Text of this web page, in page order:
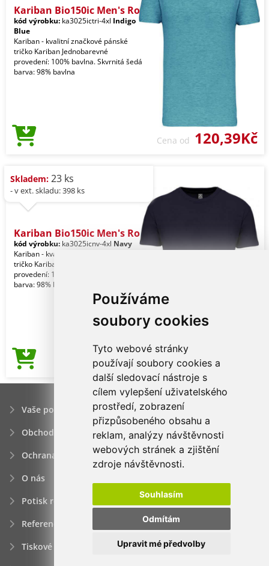
Používáme
soubory cookies
Tyto webové stránky
používají soubory cookies a
další sledovací nástroje s
cílem vylepšení uživatelského
prostředí, zobrazení
přizpůsobeného obsahu a
reklam, analýzy návštěvnosti
webových stránek a zjištění
zdroje návštěvnosti.
Souhlasím
Odmítám
Upravit mé předvolby
Kariban Bio150ic Men's Ro
kód výrobku: ka3025ictri-4xl Indigo
Blue
Kariban - kvalitní značkové pánské
tričko Kariban Jednobarevné
provedení: 100% bavlna. Skvrnitá šedá
barva: 98% bavlna
Cena od 120,39Kč
Skladem: 23 ks
- v ext. skladu: 398 ks
Kariban Bio150ic Men's Ro
kód výrobku: ka3025icnv-4xl Navy
Kariban - kvalitní značkové pánské
tričko Kariban Jednobarevné
provedení: 100% bavlna. Skvrnitá šedá
barva: 98% bavlna
Cena od120,39Kč
Vaše poptávka
Obchodní podmínky
Ochrana osobních údajú
O nás
Potisk reklamních předmětů
Reference
Tiskové zprávy